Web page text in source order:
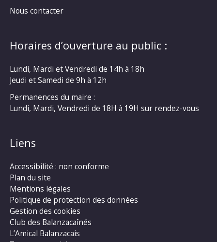
Nous contacter
Horaires d’ouverture au public :
Lundi, Mardi et Vendredi de 14h à 18h
Jeudi et Samedi de 9h à 12h
Permanences du maire :
Lundi, Mardi, Vendredi de 18H à 19H sur rendez-vous
Liens
Accessibilité : non conforme
Plan du site
Mentions légales
Politique de protection des données
Gestion des cookies
Club des Balanzacaînés
L’Amical Balanzacais